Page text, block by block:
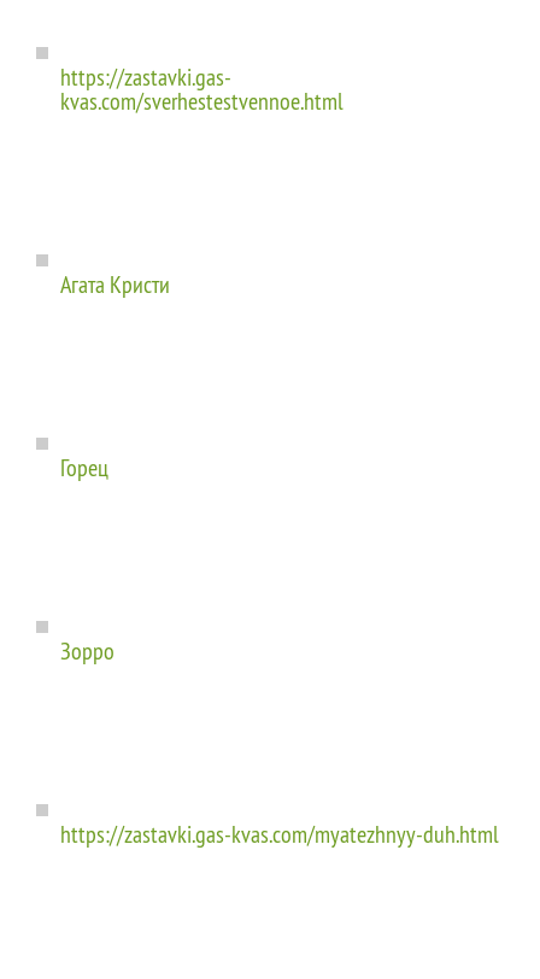
https://zastavki.gas-
kvas.com/sverhestestvennoe.html
Агата Кристи
Горец
Зорро
https://zastavki.gas-kvas.com/myatezhnyy-duh.html